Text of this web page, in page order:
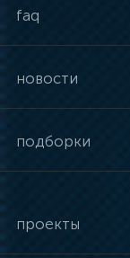
faq
новости
подборки
проекты